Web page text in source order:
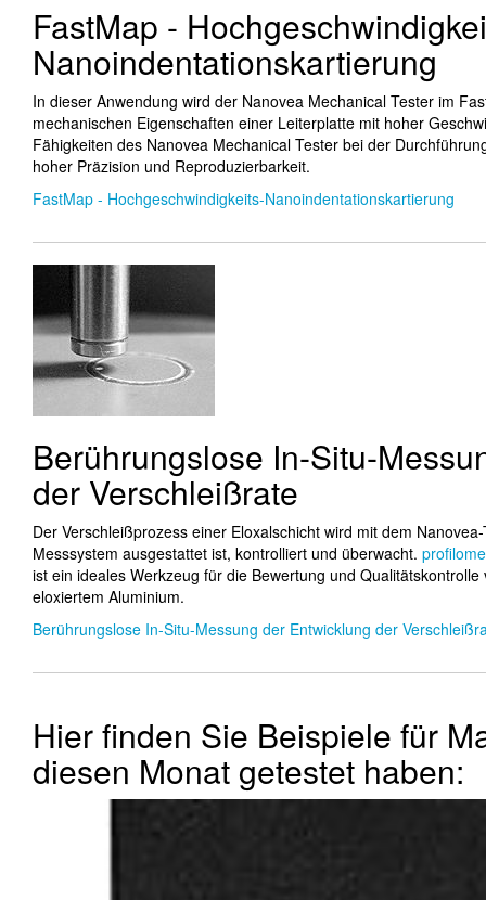
FastMap -
Nanoindentationskartierung
In dieser Anwendung wird der Nanovea Mechanical Tester im
mechanischen Eigenschaften einer Leiterplatte mit hoher
Fähigkeiten des Nanovea Mechanical Tester bei der
hoher Präzision und Reproduzierbarkeit.
FastMap - Hochgeschwindigkeits-Nanoindentationskartierung
Berührungslose In-Situ-
der Verschleißrate
Der Verschleißprozess einer Eloxalschicht wird mit dem
Messsystem ausgestattet ist, kontrolliert und überwacht.
ist ein ideales Werkzeug für die Bewertung und
eloxiertem Aluminium.
Berührungslose In-Situ-Messung der Entwicklung der
Hier finden Sie Beispiele für
diesen Monat getestet haben: